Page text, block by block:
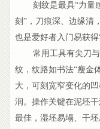
刻纹是最具“力量
刻”，刀痕深、边缘清
也是爱好者入门易获得
常用工具有尖刀
纹，纹路如书法“瘦金
大，可刻宽窄变化的
润。操作关键在泥坯
最佳，湿坯易塌、干